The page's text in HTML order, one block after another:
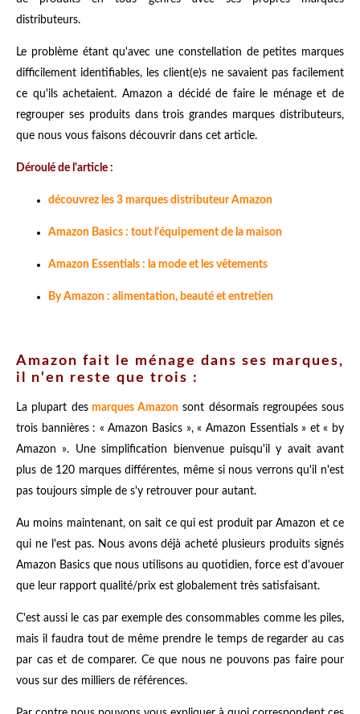
distributeurs.
Le problème étant qu'avec une constellation de petites marques
difficilement identifiables, les client(e)s ne savaient pas facilement
ce qu'ils achetaient. Amazon a décidé de faire le ménage et de
regrouper ses produits dans trois grandes marques distributeurs,
que nous vous faisons découvrir dans cet article.
Déroulé de l'article :
découvrez les 3 marques distributeur Amazon
Amazon Basics : tout l'équipement de la maison
Amazon Essentials : la mode et les vêtements
By Amazon : alimentation, beauté et entretien
Amazon fait le ménage dans ses marques,
il n'en reste que trois :
La plupart des marques Amazon sont désormais regroupées sous
trois bannières : « Amazon Basics », « Amazon Essentials » et « by
Amazon ». Une simplification bienvenue puisqu'il y avait avant
plus de 120 marques différentes, même si nous verrons qu'il n'est
pas toujours simple de s'y retrouver pour autant.
Au moins maintenant, on sait ce qui est produit par Amazon et ce
qui ne l'est pas. Nous avons déjà acheté plusieurs produits signés
Amazon Basics que nous utilisons au quotidien, force est d'avouer
que leur rapport qualité/prix est globalement très satisfaisant.
C'est aussi le cas par exemple des consommables comme les piles,
mais il faudra tout de même prendre le temps de regarder au cas
par cas et de comparer. Ce que nous ne pouvons pas faire pour
vous sur des milliers de références.